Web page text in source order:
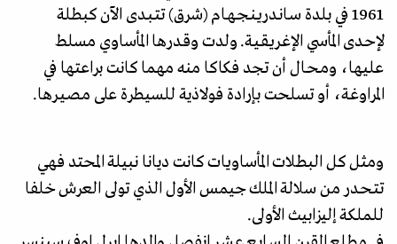
1961 في بلدة سـانـدريـنـجـهـام (شرق) تتـبـدى الآن كبطلة
لإحـدى المأسي الإغـريـقـيـة. ولدت وقـدرها المأساوي مسلط
عليها، ومـحـال أن تجد فكاكا منه مهما كانت براعتها في
المراوغـة، أو تسلحت بإرادة فولاذية للسيطرة على مـصـيـرها.
ومثل كل البطلات المأساويات كانت ديانا نبيلة المحتد فهي
تتـحـدر من سلالة الملك جيمس الأول الذي تولى العرش خلفا
للملكة إليزابيث الأولى.